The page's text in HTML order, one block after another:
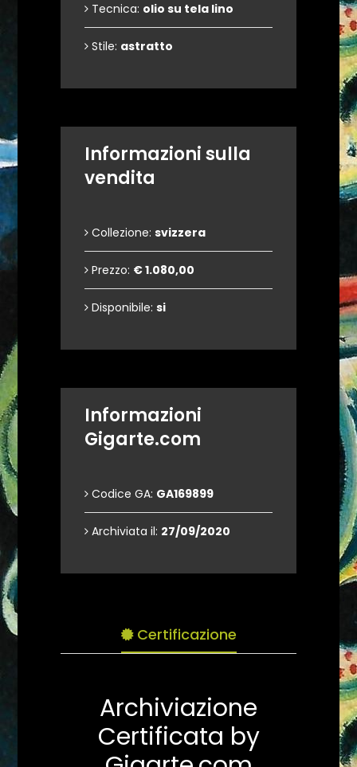
Tecnica: olio su tela lino
Stile: astratto
Informazioni sulla
vendita
Collezione: svizzera
Prezzo: € 1.080,00
Disponibile: si
Informazioni
Gigarte.com
Codice GA: GA169899
Archiviata il: 27/09/2020
Certificazione
Archiviazione
Certificata by